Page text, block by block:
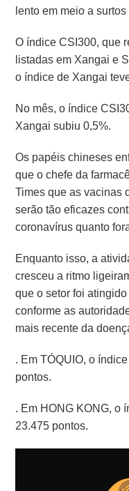
lento em meio a
O índice CSI300, que
listadas em Xangai e
o índice de Xangai
No mês, o índice
Xangai subiu 0,5%.
Os papéis chineses
que o chefe da
Times que as vacinas
serão tão eficazes
coronavírus quanto
Enquanto isso, a
cresceu a ritmo
que o setor foi
conforme as
mais recente da
. Em TÓQUIO, o
pontos.
. Em HONG KONG, o
23.475 pontos.